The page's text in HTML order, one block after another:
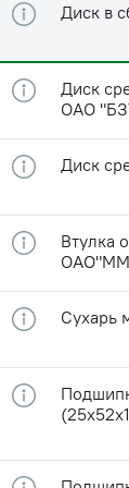
Диск в
Диск
ОАО
Диск
Втулка
Сухарь